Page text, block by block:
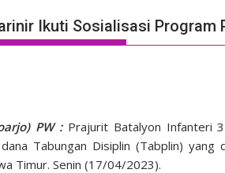
Ikuti Sosialisasi Program
PW :Prajurit Batalyon Infanteri 3
Tabungan Disiplin (Tabplin)
Timur. Senin (17/04/2023).